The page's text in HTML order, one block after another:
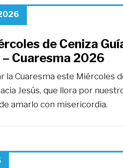
de Ceniza
Cuaresma 2026
la Cuaresma este Miércoles
Jesús, que llora por
amarlo con misericordia.